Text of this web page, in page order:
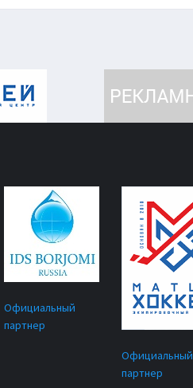
Официальный
партнер
Официальный
партнер